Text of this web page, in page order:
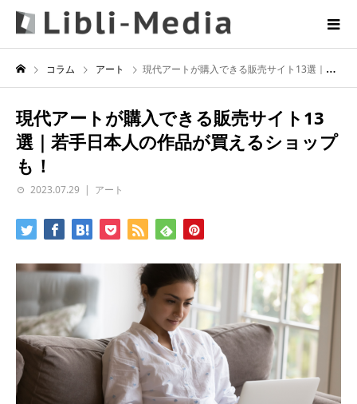
コラム アート 現代アートが購入できる販売サイト13選｜若手日本人の作品が買えるショップも！
現代アートが購入できる販売サイト13
選｜若手日本人の作品が買えるショップ
も！
2023.07.29 アート